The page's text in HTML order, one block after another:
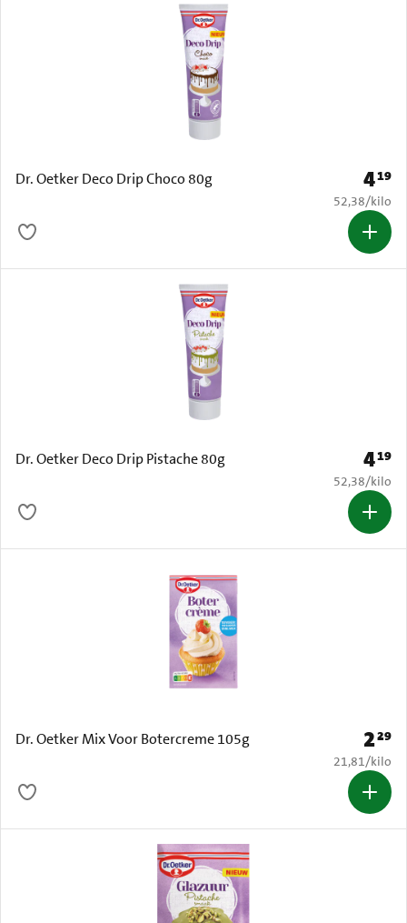
Dr. Oetker Deco Drip Choco 80g Prijs:
419
€ 52,38 per
52,38/kilo
Dr. Oetker Deco Drip Pistache 80g Prijs:
419
€ 52,38 per
52,38/kilo
Dr. Oetker Mix Voor Botercreme 105g Prijs:
229
€ 21,81 per
21,81/kilo